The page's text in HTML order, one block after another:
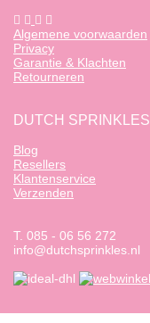
Algemene voorwaarden
Privacy
Garantie & Klachten
Retourneren
DUTCH SPRINKLES
Blog
Resellers
Klantenservice
Verzenden
T. 085 - 06 56 272
info@dutchsprinkles.nl